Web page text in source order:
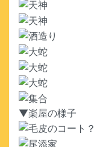
▼楽屋の様子